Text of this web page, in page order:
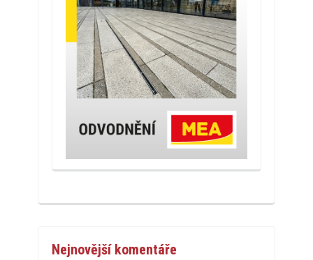
Nejnovější komentáře